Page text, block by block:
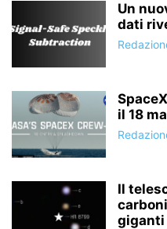
Un
dati
il 18
Il
giganti